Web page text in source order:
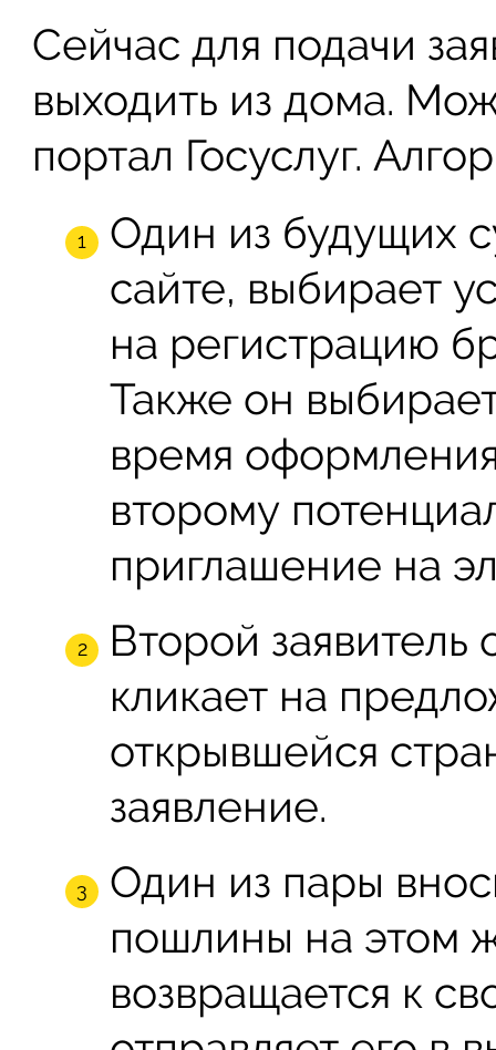
Сейчас для подачи
выходить из дома.
портал Госуслуг.
Один из будущих
сайте, выбирает
на регистрацию
Также он
время
второму
приглашение на
Второй заявитель
кликает на
открывшейся
заявление.
Один из пары
пошлины на этом
возвращается к